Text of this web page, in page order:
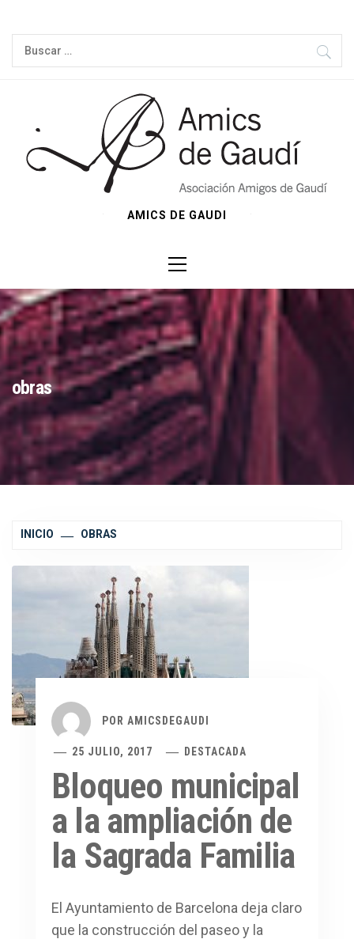
contenido
Buscar:
AMICS DE GAUDI
principal
obras
INICIO OBRAS
POR AMICSDEGAUDI
25 JULIO, 2017 DESTACADA
Bloqueo municipal
a la ampliación de
la Sagrada Familia
El Ayuntamiento de Barcelona deja claro
que la construcción del paseo y la